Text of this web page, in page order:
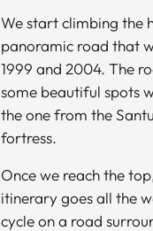
We start climbing the
panoramic road that
1999 and 2004. The
some beautiful spots
the one from the
fortress.
Once we reach the
itinerary goes all the
cycle on a road